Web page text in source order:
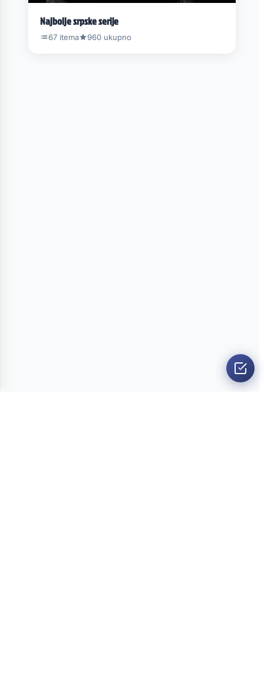
Najbolje srpske serije
67 itema 960 ukupno